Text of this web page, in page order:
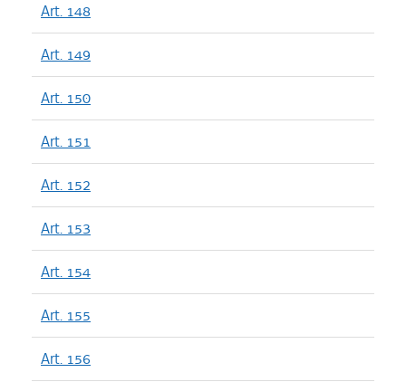
Art. 148
Art. 149
Art. 150
Art. 151
Art. 152
Art. 153
Art. 154
Art. 155
Art. 156